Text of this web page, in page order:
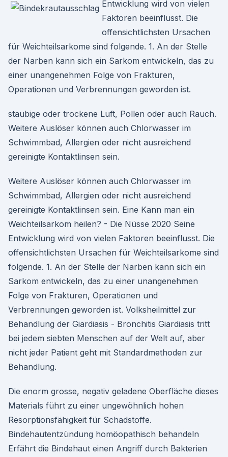
Entwicklung wird von vielen
Faktoren beeinflusst. Die
offensichtlichsten Ursachen
für Weichteilsarkome sind folgende. 1. An der Stelle
der Narben kann sich ein Sarkom entwickeln, das zu
einer unangenehmen Folge von Frakturen,
Operationen und Verbrennungen geworden ist.
staubige oder trockene Luft, Pollen oder auch Rauch.
Weitere Auslöser können auch Chlorwasser im
Schwimmbad, Allergien oder nicht ausreichend
gereinigte Kontaktlinsen sein.
Weitere Auslöser können auch Chlorwasser im
Schwimmbad, Allergien oder nicht ausreichend
gereinigte Kontaktlinsen sein. Eine Kann man ein
Weichteilsarkom heilen? - Die Nüsse 2020 Seine
Entwicklung wird von vielen Faktoren beeinflusst. Die
offensichtlichsten Ursachen für Weichteilsarkome sind
folgende. 1. An der Stelle der Narben kann sich ein
Sarkom entwickeln, das zu einer unangenehmen
Folge von Frakturen, Operationen und
Verbrennungen geworden ist. Volksheilmittel zur
Behandlung der Giardiasis - Bronchitis Giardiasis tritt
bei jedem siebten Menschen auf der Welt auf, aber
nicht jeder Patient geht mit Standardmethoden zur
Behandlung.
Die enorm grosse, negativ geladene Oberfläche dieses
Materials führt zu einer ungewöhnlich hohen
Resorptionsfähigkeit für Schadstoffe.
Bindehautentzündung homöopathisch behandeln
Erfährt die Bindehaut einen Angriff durch Bakterien